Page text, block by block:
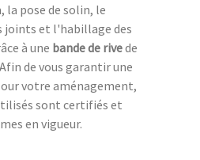
la pose de solin, le
joints et l'habillage des
à une bande de rivede
de vous garantir une
votre aménagement,
sont certifiés et
en vigueur.